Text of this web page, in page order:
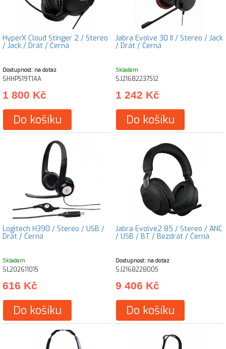
HyperX Cloud Stinger 2 / Stereo
/ Jack / Drát / Černá
Dostupnost: na dotaz
SHHP519T1AA
1 800 Kč
Do košíku
Jabra Evolve 30 II / Stereo / Jack
/ Drát / Černá
Skladem
SJ21682237512
1 242 Kč
Do košíku
Logitech H390 / Stereo / USB /
Drát / Černá
Skladem
SL202611015
616 Kč
Do košíku
Jabra Evolve2 85 / Stereo / ANC
/ USB / BT / Bezdrát / Černá
Dostupnost: na dotaz
SJ2168228005
9 406 Kč
Do košíku